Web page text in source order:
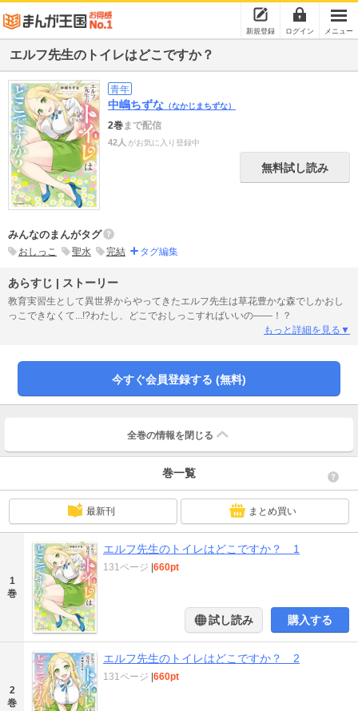
新規登録 ログイン メニュー
エルフ先生のトイレはどこですか？
青年
中嶋ちずな （なかじまちずな）
2巻まで配信
42人 がお気に入り登録中
無料試し読み
みんなのまんがタグ
おしっこ 聖水 完結 タグ編集
あらすじ | ストーリー
教育実習生として異世界からやってきたエルフ先生は草花豊かな森でしかおし
っこできなくて...!?わたし、どこでおしっこすればいいの――！？
もっと詳細を見る▼
今すぐ会員登録する (無料)
全巻の情報を 閉じる
巻一覧
最新刊 まとめ買い
1
巻
エルフ先生のトイレはどこですか？ 1
131ページ 660pt
試し読み 購入する
2
巻
エルフ先生のトイレはどこですか？ 2
131ページ 660pt